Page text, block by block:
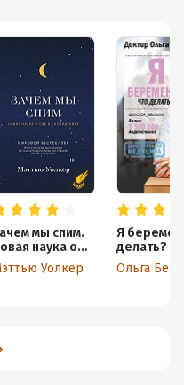
мы спим.
наука о
и
Уолкер
Я
делать?
Ольга